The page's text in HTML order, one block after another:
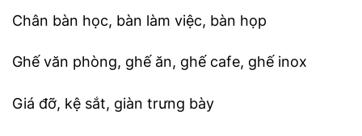
Chân bàn học, bàn làm việc, bàn họp
Ghế văn phòng, ghế ăn, ghế cafe, ghế inox
Giá đỡ, kệ sắt, giàn trưng bày